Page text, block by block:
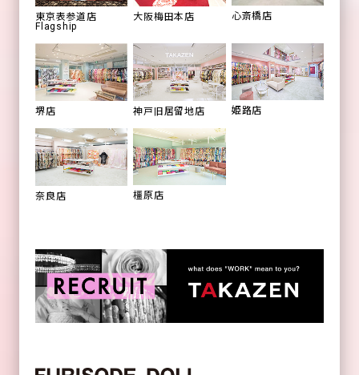
東京表参道店
Flagship
大阪梅田本店 心斎橋店
堺店 神戸旧居留地店 姫路店
奈良店 橿原店